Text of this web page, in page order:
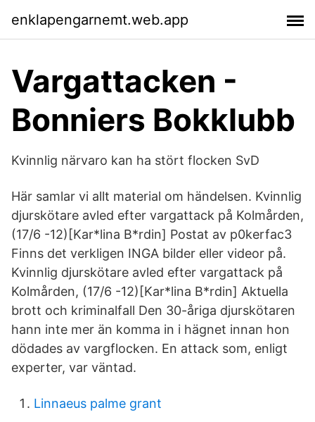
enklapengarnemt.web.app
Vargattacken -
Bonniers Bokklubb
Kvinnlig närvaro kan ha stört flocken SvD
Här samlar vi allt material om händelsen. Kvinnlig
djurskötare avled efter vargattack på Kolmården,
(17/6 -12)[Kar*lina B*rdin] Postat av p0kerfac3
Finns det verkligen INGA bilder eller videor på.
Kvinnlig djurskötare avled efter vargattack på
Kolmården, (17/6 -12)[Kar*lina B*rdin] Aktuella
brott och kriminalfall Den 30-åriga djurskötaren
hann inte mer än komma in i hägnet innan hon
dödades av vargflocken. En attack som, enligt
experter, var väntad.
Linnaeus palme grant